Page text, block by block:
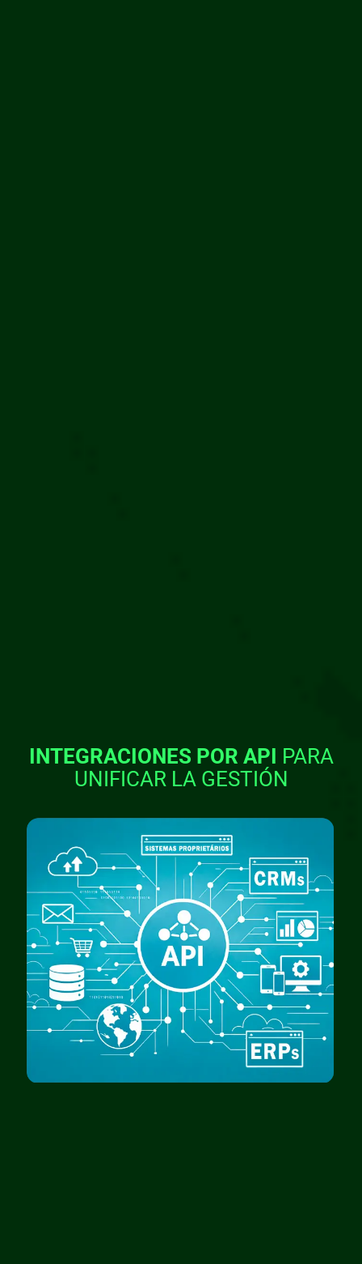
INTEGRACIONES POR API PARA
UNIFICAR LA GESTIÓN